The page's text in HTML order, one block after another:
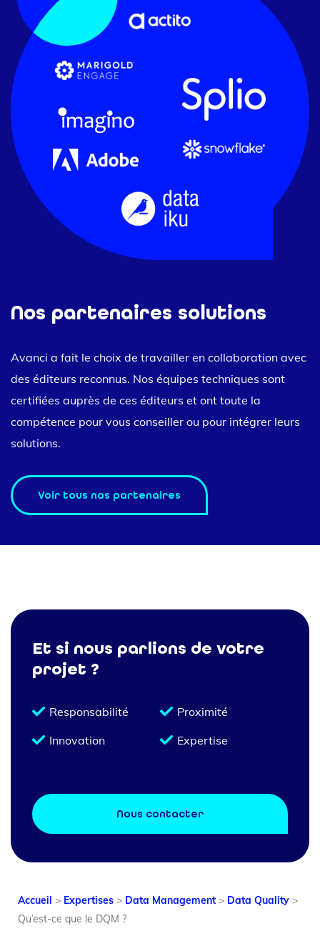
Nos partenaires solutions
Avanci a fait le choix de travailler en collaboration avec
des éditeurs reconnus. Nos équipes techniques sont
certifiées auprès de ces éditeurs et ont toute la
compétence pour vous conseiller ou pour intégrer leurs
solutions.
Voir tous nos partenaires
Et si nous parlions de votre
projet ?
Responsabilité
Proximité
Innovation
Expertise
Nous contacter
Accueil > Expertises > Data Management > Data Quality >
Qu’est-ce que le DQM ?